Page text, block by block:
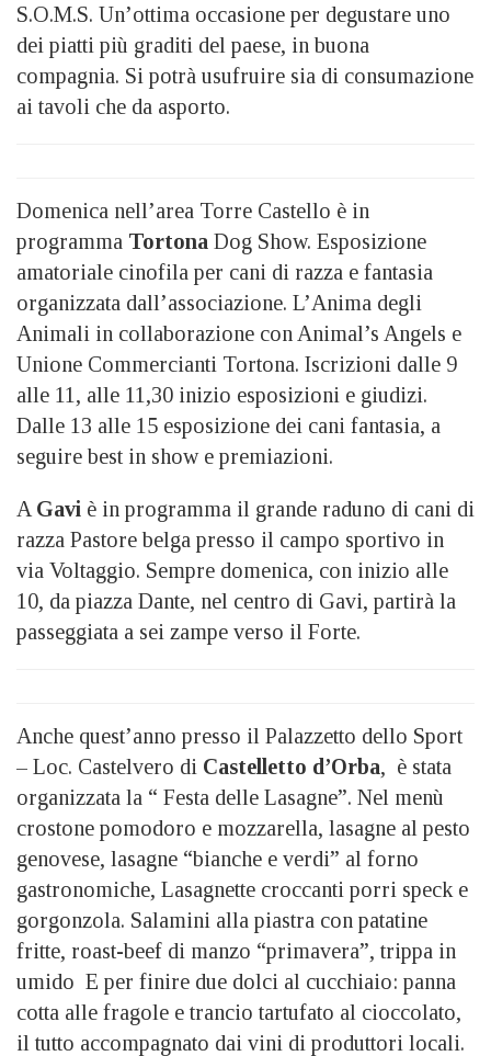
S.O.M.S. Un’ottima occasione per degustare uno
dei piatti più graditi del paese, in buona
compagnia. Si potrà usufruire sia di consumazione
ai tavoli che da asporto.
Domenica nell’area Torre Castello è in
programma Tortona Dog Show. Esposizione
amatoriale cinofila per cani di razza e fantasia
organizzata dall’associazione. L’Anima degli
Animali in collaborazione con Animal’s Angels e
Unione Commercianti Tortona. Iscrizioni dalle 9
alle 11, alle 11,30 inizio esposizioni e giudizi.
Dalle 13 alle 15 esposizione dei cani fantasia, a
seguire best in show e premiazioni.
A Gavi è in programma il grande raduno di cani di
razza Pastore belga presso il campo sportivo in
via Voltaggio. Sempre domenica, con inizio alle
10, da piazza Dante, nel centro di Gavi, partirà la
passeggiata a sei zampe verso il Forte.
Anche quest’anno presso il Palazzetto dello Sport
– Loc. Castelvero di Castelletto d’Orba, è stata
organizzata la “ Festa delle Lasagne”. Nel menù
crostone pomodoro e mozzarella, lasagne al pesto
genovese, lasagne “bianche e verdi” al forno
gastronomiche, Lasagnette croccanti porri speck e
gorgonzola. Salamini alla piastra con patatine
fritte, roast-beef di manzo “primavera”, trippa in
umido E per finire due dolci al cucchiaio: panna
cotta alle fragole e trancio tartufato al cioccolato,
il tutto accompagnato dai vini di produttori locali.